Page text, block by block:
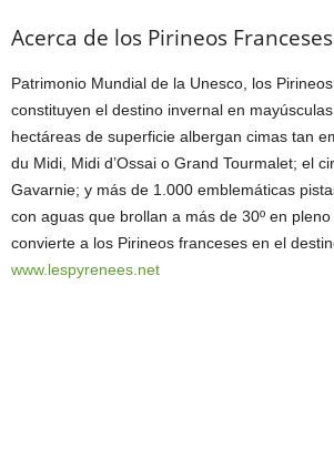
Acerca de los Pirineos Franceses
Patrimonio Mundial de la Unesco, los
constituyen el destino invernal en
hectáreas de superficie albergan cimas tan
du Midi, Midi d’Ossai o Grand Tourmalet; el
Gavarnie; y más de 1.000 emblemáticas
con aguas que brollan a más de 30º en
convierte a los Pirineos franceses en el
www.lespyrenees.net